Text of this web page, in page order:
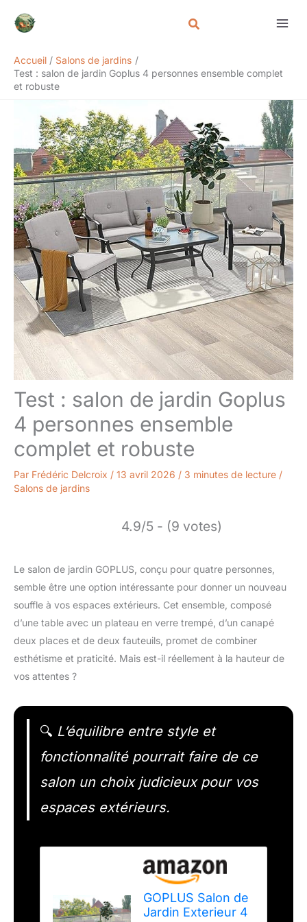
Accueil
Salons de jardins
Test : salon de jardin Goplus 4 personnes ensemble complet
et robuste
Test : salon de jardin Goplus
4 personnes ensemble
complet et robuste
Par Frédéric Delcroix / 13 avril 2026 / 3 minutes de lecture /
Salons de jardins
4.9/5 - (9 votes)
Le salon de jardin GOPLUS, conçu pour quatre personnes,
semble être une option intéressante pour donner un nouveau
souffle à vos espaces extérieurs. Cet ensemble, composé
d’une table avec un plateau en verre trempé, d’un canapé
deux places et de deux fauteuils, promet de combiner
esthétisme et praticité. Mais est-il réellement à la hauteur de
vos attentes ?
🔍 L’équilibre entre style et
fonctionnalité pourrait faire de ce
salon un choix judicieux pour vos
espaces extérieurs.
GOPLUS Salon de
Jardin Exterieur 4